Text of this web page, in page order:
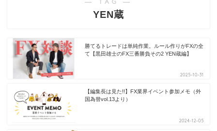
YEN蔵
勝てるトレードは単純作業。ルール作りがFXの全
て【黒田雄士のFX三番勝負その2 YEN蔵編】
2025-10-31
【編集長は見た!!】FX業界イベント参加メモ（外
国為替vol.13より）
2024-12-05